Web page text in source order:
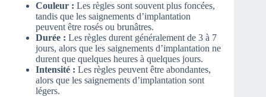
Couleur : Les règles sont souvent plus foncées,
tandis que les saignements d’implantation
peuvent être rosés ou brunâtres.
Durée : Les règles durent généralement de 3 à 7
jours, alors que les saignements d’implantation ne
durent que quelques heures à quelques jours.
Intensité : Les règles peuvent être abondantes,
alors que les saignements d’implantation sont
légers.